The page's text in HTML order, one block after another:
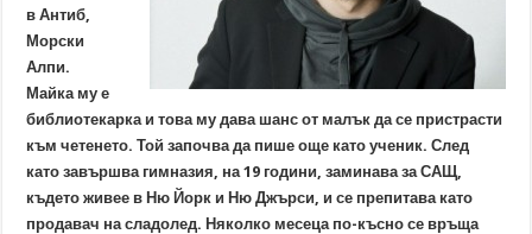
в Антиб,
Морски
Алпи.
Майка му е
библиотекарка и това му дава шанс от малък да се пристрасти
към четенето. Той започва да пише още като ученик. След
като завършва гимназия, на 19 години, заминава за САЩ,
където живее в Ню Йорк и Ню Джърси, и се препитава като
продавач на сладолед. Няколко месеца по-късно се връща